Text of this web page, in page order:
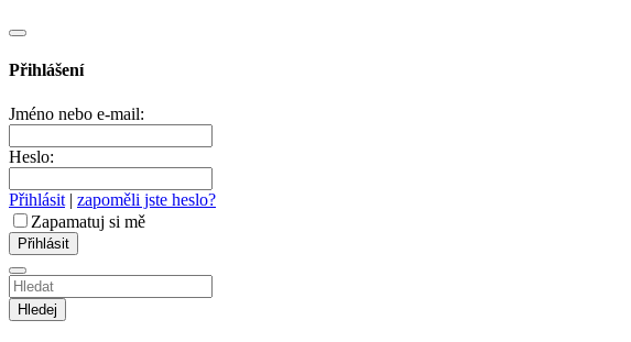
Přihlášení
Jméno nebo e-mail:
Heslo:
Přihlásit | zapoměli jste heslo?
Zapamatuj si mě
Hledej